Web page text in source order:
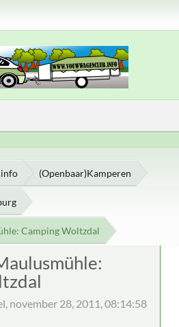
(Openbaar)Kamperen
Camping Woltzdal
november 28, 2011, 08:14:58